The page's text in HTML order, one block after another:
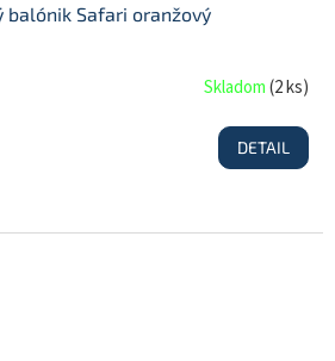
balónik Safari oranžový
Skladom(2 ks)
DETAIL